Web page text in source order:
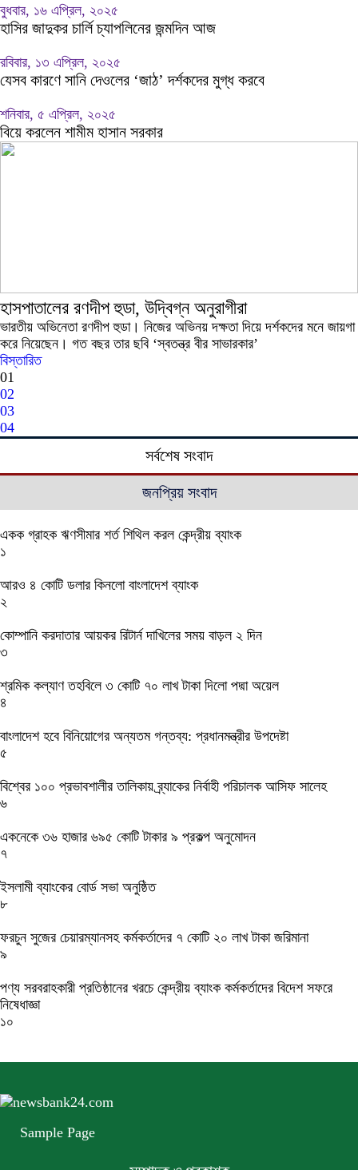
বুধবার, ১৬ এপ্রিল, ২০২৫
হাসির জাদুকর চার্লি চ্যাপলিনের জন্মদিন আজ
রবিবার, ১৩ এপ্রিল, ২০২৫
যেসব কারণে সানি দেওলের ‘জাঠ’ দর্শকদের মুগ্ধ করবে
শনিবার, ৫ এপ্রিল, ২০২৫
বিয়ে করলেন শামীম হাসান সরকার
হাসপাতালের রণদীপ হুডা, উদ্বিগ্ন অনুরাগীরা
ভারতীয় অভিনেতা রণদীপ হুডা। নিজের অভিনয় দক্ষতা দিয়ে দর্শকদের মনে জায়গা
করে নিয়েছেন। গত বছর তার ছবি ‘স্বতন্ত্র বীর সাভারকার’
বিস্তারিত
01
02
03
04
সর্বশেষ সংবাদ
জনপ্রিয় সংবাদ
একক গ্রাহক ঋণসীমার শর্ত শিথিল করল কেন্দ্রীয় ব্যাংক
১
আরও ৪ কোটি ডলার কিনলো বাংলাদেশ ব্যাংক
২
কোম্পানি করদাতার আয়কর রিটার্ন দাখিলের সময় বাড়ল ২ দিন
৩
শ্রমিক কল্যাণ তহবিলে ৩ কোটি ৭০ লাখ টাকা দিলো পদ্মা অয়েল
৪
বাংলাদেশ হবে বিনিয়োগের অন্যতম গন্তব্য: প্রধানমন্ত্রীর উপদেষ্টা
৫
বিশ্বের ১০০ প্রভাবশালীর তালিকায় ব্র্যাকের নির্বাহী পরিচালক আসিফ সালেহ
৬
একনেকে ৩৬ হাজার ৬৯৫ কোটি টাকার ৯ প্রকল্প অনুমোদন
৭
ইসলামী ব্যাংকের বোর্ড সভা অনুষ্ঠিত
৮
ফরচুন সুজের চেয়ারম্যানসহ কর্মকর্তাদের ৭ কোটি ২০ লাখ টাকা জরিমানা
৯
পণ্য সরবরাহকারী প্রতিষ্ঠানের খরচে কেন্দ্রীয় ব্যাংক কর্মকর্তাদের বিদেশ সফরে
নিষেধাজ্ঞা
১০
Sample Page